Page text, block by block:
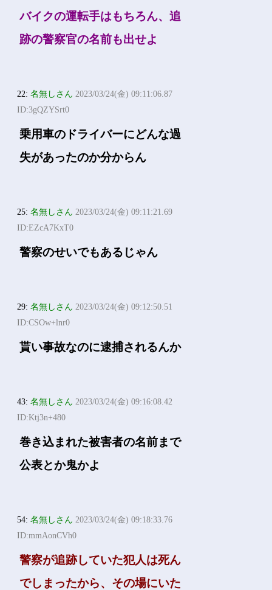
バイクの運転手はもちろん、追
跡の警察官の名前も出せよ
22:名無しさん 2023/03/24(金) 09:11:06.87
ID:3gQZYSrt0
乗用車のドライバーにどんな過
失があったのか分からん
25:名無しさん 2023/03/24(金) 09:11:21.69
ID:EZcA7KxT0
警察のせいでもあるじゃん
29:名無しさん 2023/03/24(金) 09:12:50.51
ID:CSOw+lnr0
貰い事故なのに逮捕されるんか
43:名無しさん 2023/03/24(金) 09:16:08.42
ID:Ktj3n+480
巻き込まれた被害者の名前まで
公表とか鬼かよ
54:名無しさん 2023/03/24(金) 09:18:33.76
ID:mmAonCVh0
警察が追跡していた犯人は死ん
でしまったから、その場にいた